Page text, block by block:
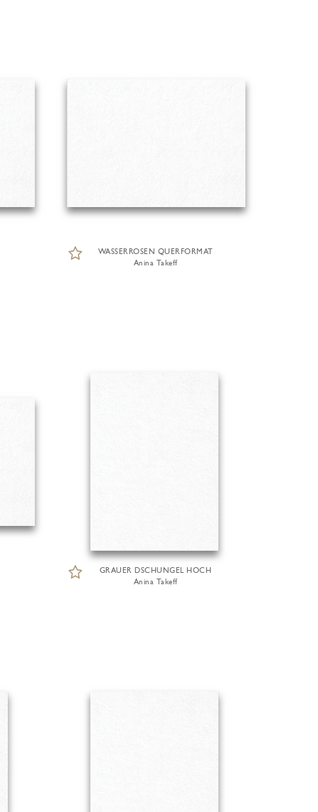
WASSERROSEN QUERFORMAT
Anina Takeff
GRAUER DSCHUNGEL HOCH
Anina Takeff